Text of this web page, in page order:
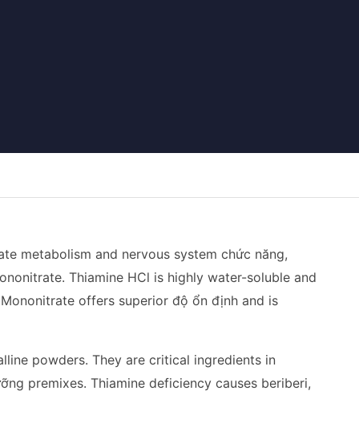
metabolism and nervous system chức năng,
Thiamine HCl is highly water-soluble and
offers superior độ ổn định and is
powders. They are critical ingredients in
premixes. Thiamine deficiency causes beriberi,